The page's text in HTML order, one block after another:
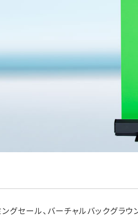
セール、バーチャルバックグラ